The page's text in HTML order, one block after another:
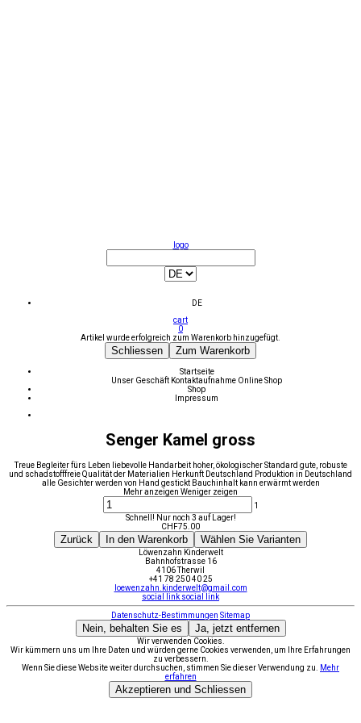
logo
DE
cart
0
Artikel wurde erfolgreich zum Warenkorb hinzugefügt.
Schliessen Zum Warenkorb
Startseite
Unser Geschäft Kontaktaufnahme Online Shop
Shop
Impressum
Senger Kamel gross
Treue Begleiter fürs Leben liebevolle Handarbeit hoher, ökologischer Standard gute, robuste
und schadstofffreie Qualität der Materialien Herkunft Deutschland Produktion in Deutschland
alle Gesichter werden von Hand gestickt Bauchinhalt kann erwärmt werden
Mehr anzeigen Weniger zeigen
1
Schnell! Nur noch 3 auf Lager!
CHF75.00
Zurück In den Warenkorb Wählen Sie Varianten
Löwenzahn Kinderwelt
Bahnhofstrasse 16
4106 Therwil
+41 78 250 40 25
loewenzahn.kinderwelt@gmail.com
social link social link
Datenschutz-Bestimmungen Sitemap
Nein, behalten Sie es Ja, jetzt entfernen
Wir verwenden Cookies.
Wir kümmern uns um Ihre Daten und würden gerne Cookies verwenden, um Ihre Erfahrungen
zu verbessern.
Wenn Sie diese Website weiter durchsuchen, stimmen Sie dieser Verwendung zu.
Mehr
erfahren
Akzeptieren und Schliessen